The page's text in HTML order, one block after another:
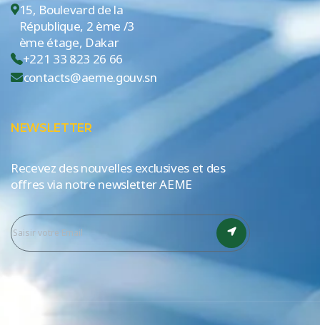
15, Boulevard de la
République, 2 ème /3
ème étage, Dakar
+221 33 823 26 66
contacts@aeme.gouv.sn
NEWSLETTER
Recevez des nouvelles exclusives et des
offres via notre newsletter AEME